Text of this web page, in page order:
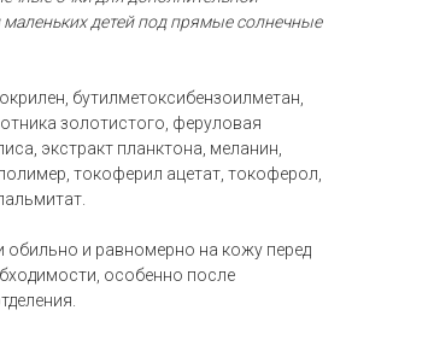
детей под прямые солнечные
бутилметоксибензоилметан,
золотистого, феруловая
экстракт планктона, меланин,
токоферил ацетат, токоферол,
обильно и равномерно на кожу перед
особенно после